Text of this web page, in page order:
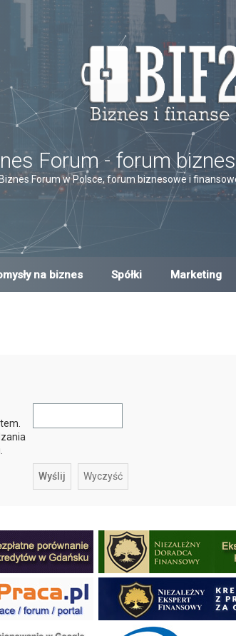
Forum - forum
Forum w Polsce, forum biznesowe i
na biznes Spółki Marketing